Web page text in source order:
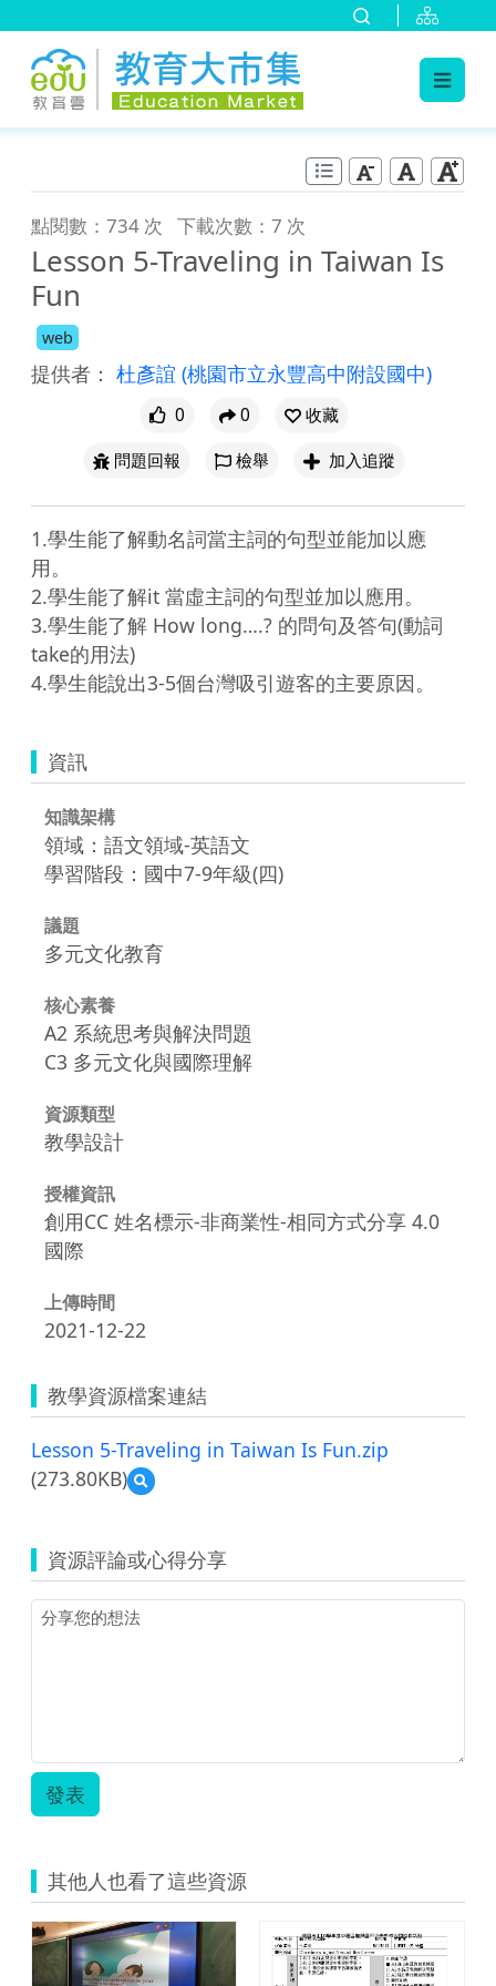
點閱數：734 次 下載次數：7 次
Lesson 5-Traveling in Taiwan Is
Fun
web
提供者： 杜彥誼 (桃園市立永豐高中附設國中)
0 0
收藏
問題回報
檢舉 加入追蹤
1.學生能了解動名詞當主詞的句型並能加以應
用。
2.學生能了解it 當虛主詞的句型並加以應用。
3.學生能了解 How long….? 的問句及答句(動詞
take的用法)
資訊
知識架構
領域：語文領域-英語文
學習階段：國中7-9年級(四)
議題
多元文化教育
核心素養
A2 系統思考與解決問題
C3 多元文化與國際理解
資源類型
教學設計
授權資訊
創用CC 姓名標示-非商業性-相同方式分享 4.0
國際
上傳時間
2021-12-22
教學資源檔案連結
Lesson 5-Traveling in Taiwan Is Fun.zip
(273.80KB)
預
覽
Traveling
in
Taiwan
資源評論或心得分享
發表
其他人也看了這些資源